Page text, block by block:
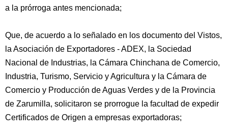
a la prórroga antes mencionada;
Que, de acuerdo a lo señalado en los documento del Vistos,
la Asociación de Exportadores - ADEX, la Sociedad
Nacional de Industrias, la Cámara Chinchana de Comercio,
Industria, Turismo, Servicio y Agricultura y la Cámara de
Comercio y Producción de Aguas Verdes y de la Provincia
de Zarumilla, solicitaron se prorrogue la facultad de expedir
Certificados de Origen a empresas exportadoras;